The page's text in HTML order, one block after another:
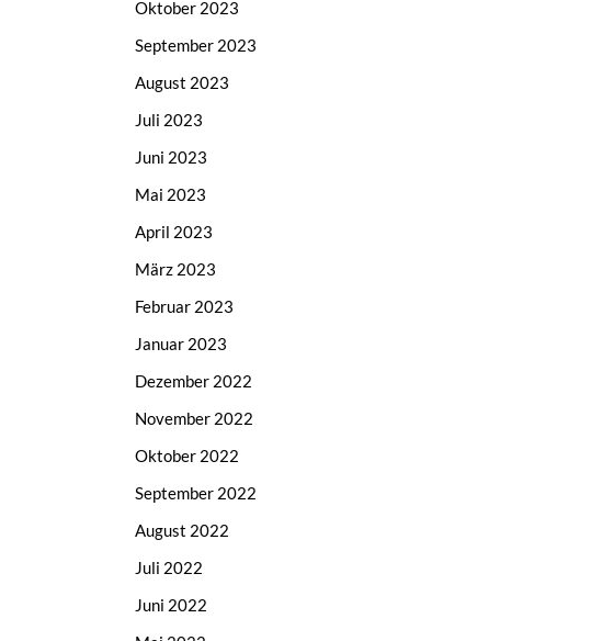
Oktober 2023
September 2023
August 2023
Juli 2023
Juni 2023
Mai 2023
April 2023
März 2023
Februar 2023
Januar 2023
Dezember 2022
November 2022
Oktober 2022
September 2022
August 2022
Juli 2022
Juni 2022